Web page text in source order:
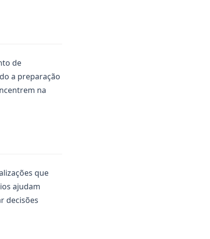
de
a preparação
na
que
ajudam
decisões